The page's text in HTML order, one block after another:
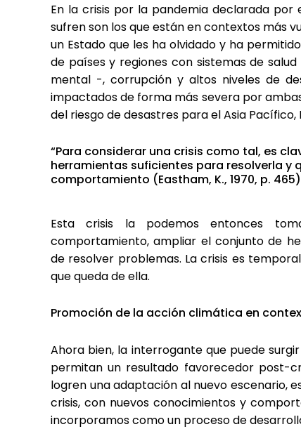
En la crisis por la pandemia declarada por
sufren son los que están en contextos más
un Estado que les ha olvidado y ha
de países y regiones con sistemas de
mental -, corrupción y altos niveles de
impactados de forma más severa por
del riesgo de desastres para el Asia
“Para considerar una crisis como tal, es
herramientas suficientes para resolverla y
comportamiento (Eastham, K., 1970, p.
Esta crisis la podemos entonces
comportamiento, ampliar el conjunto de
de resolver problemas. La crisis es
que queda de ella.
Promoción de la acción climática en
Ahora bien, la interrogante que puede
permitan un resultado favorecedor post-
logren una adaptación al nuevo escenario,
crisis, con nuevos conocimientos y
incorporamos como un proceso de